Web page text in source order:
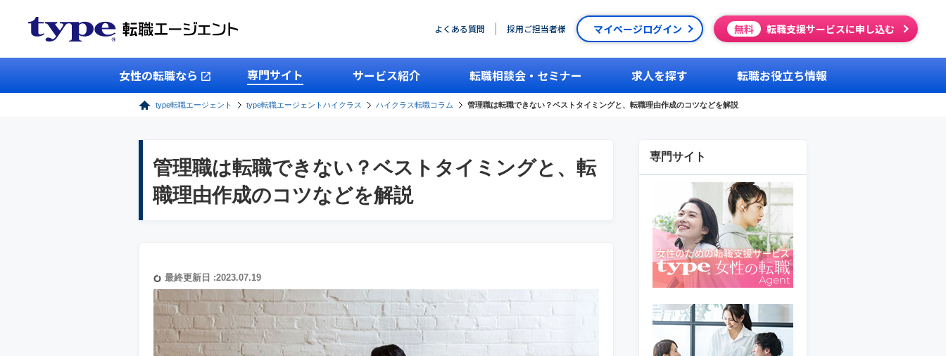
よくある質問 採用ご担当者様 マイページログイン 無料 転職支援サービスに申し込む
女性の転職なら 専門サイト サービス紹介 転職相談会・セミナー 求人を探す 転職お役立ち情報
type転職エージェント type転職エージェントハイクラス ハイクラス転職コラム 管理職は転職できない？ベストタイミングと、転職理由作成のコツなどを解説
管理職は転職できない？ベストタイミングと、転
職理由作成のコツなどを解説
最終更新日 :2023.07.19
専門サイト